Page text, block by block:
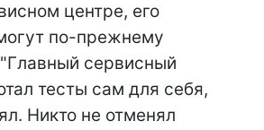
центре, его
по-прежнему
"Главный сервисный
тесты сам для себя,
Никто не отменял